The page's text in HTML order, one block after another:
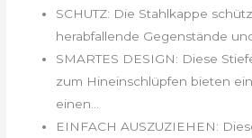
SCHUTZ: Die Stahlkappe
herabfallende Gegenstände
SMARTES DESIGN: Diese
zum Hineinschlüpfen bieten
einen...
EINFACH AUSZUZIEHEN: